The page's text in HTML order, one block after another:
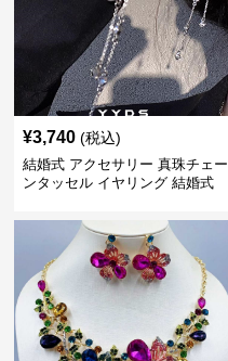
¥3,740 (税込)
結婚式 アクセサリー 真珠チェー
ンタッセル イヤリング 結婚式